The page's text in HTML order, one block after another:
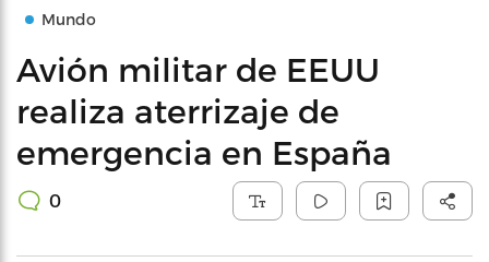
Mundo
Avión militar de EEUU
realiza aterrizaje de
emergencia en España
0